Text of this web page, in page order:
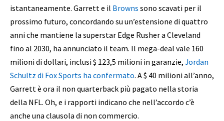
istantaneamente. Garrett e il Browns sono scavati per il
prossimo futuro, concordando su un’estensione di quattro
anni che mantiene la superstar Edge Rusher a Cleveland
fino al 2030, ha annunciato il team. Il mega-deal vale 160
milioni di dollari, inclusi $ 123,5 milioni in garanzie, Jordan
Schultz di Fox Sports ha confermato. A $ 40 milioni all’anno,
Garrett è ora il non quarterback più pagato nella storia
della NFL. Oh, e i rapporti indicano che nell’accordo c’è
anche una clausola di non commercio.